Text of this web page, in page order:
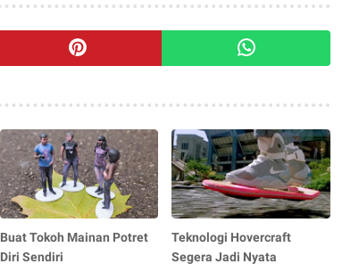
Buat Tokoh Mainan Potret
Diri Sendiri
Teknologi Hovercraft
Segera Jadi Nyata